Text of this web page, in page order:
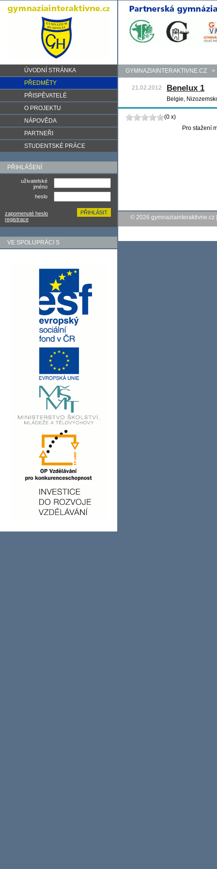
ÚVODNÍ STRÁNKA
PŘEDMĚTY
PŘISPĚVATELÉ
O PROJEKTU
NÁPOVĚDA
PARTNEŘI
STUDENTSKÉ PRÁCE
PŘIHLÁŠENÍ
uživatelské
jméno
heslo
zapomenuté heslo
registrace
VE SPOLUPRÁCI S
GYMNAZIAINTERAKTIVNE.CZ >
21.02.2012 Benelux 1
Belgie,
(0 x)
Pro stažení
© 2026 gymnaziainteraktivne.cz